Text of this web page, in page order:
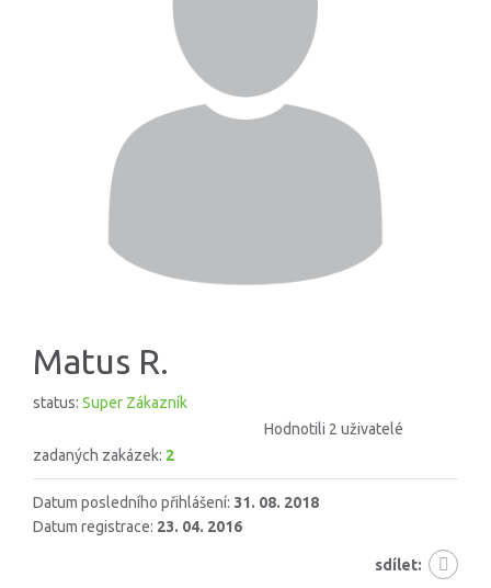
Matus R.
status: Super Zákazník
Hodnotili 2 uživatelé
zadaných zakázek: 2
Datum posledního přihlášení: 31. 08. 2018
Datum registrace: 23. 04. 2016
sdílet: